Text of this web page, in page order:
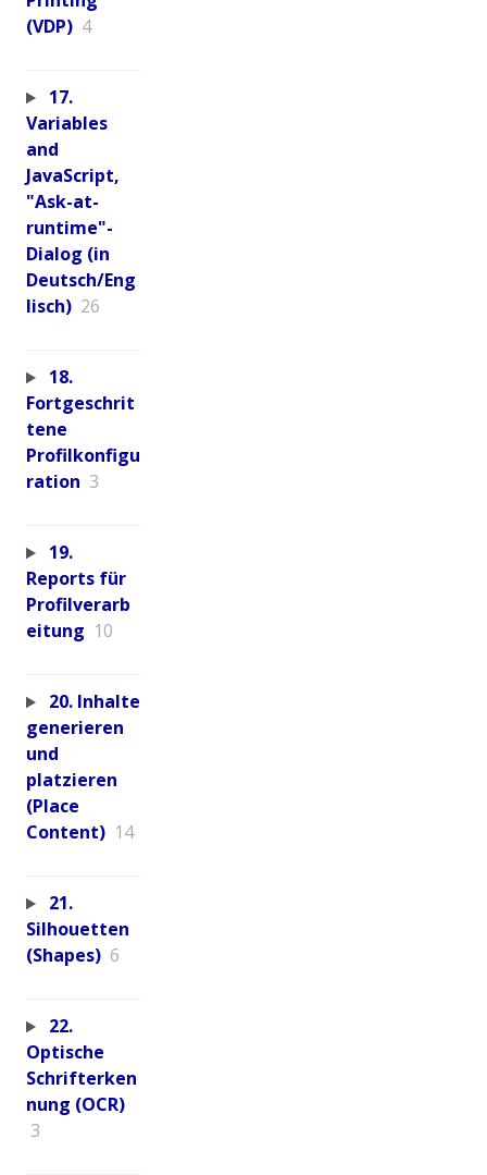
(VDP) 4
17.
Variables
and
JavaScript,
"Ask-at-
runtime"-
Dialog (in
Deutsch/Eng
lisch) 26
18.
Fortgeschrit
tene
Profilkonfigu
ration 3
19.
Reports für
Profilverarb
eitung 10
20. Inhalte
generieren
und
platzieren
(Place
Content) 14
21.
Silhouetten
(Shapes) 6
22.
Optische
Schrifterken
nung (OCR)
3